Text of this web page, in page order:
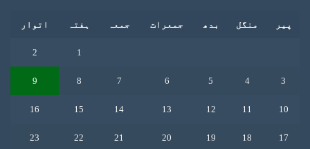
پیر منگل بدھ جمعرات جمعہ ہفتہ اتوار
1
2
3
4
5
6
7
8
9
10
11
12
13
14
15
16
17
18
19
20
21
22
23